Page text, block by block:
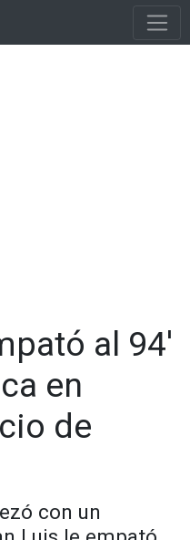
al 94'
en
de
con un